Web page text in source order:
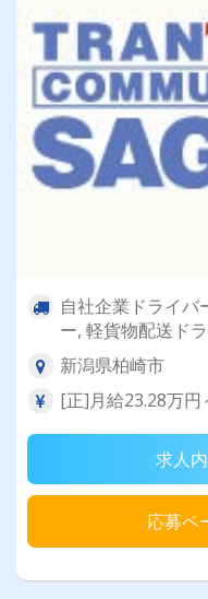
自社企業ドライバ
ー, 軽貨物配送ド
新潟県柏崎市
[正]月給23.28万円
求人
応募ペ